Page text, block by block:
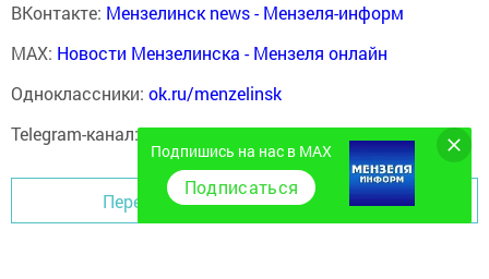
ВКонтакте: Мензелинск news - Мензеля-информ
MAX: Новости Мензелинска - Мензеля онлайн
Одноклассники: ok.ru/menzelinsk
Telegram-канал:Мензелинск news - Мензеля-информ
Перейти на страницу новости
Подпишись на нас в MAX
Подписаться